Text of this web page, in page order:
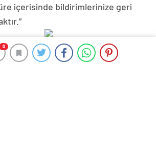
0
içerisinde bildirimlerinize geri
180 bin
Emzirirken fazla kafein almak
bebekte kansızlık yapıyor